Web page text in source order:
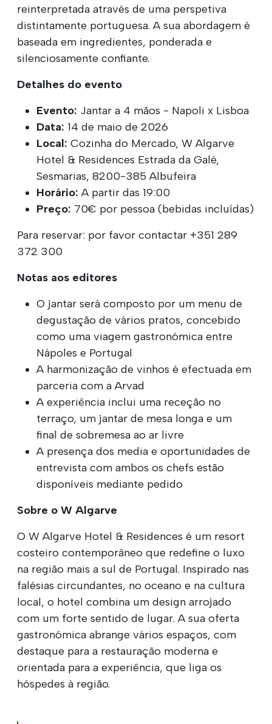
reinterpretada através de uma perspetiva
distintamente portuguesa. A sua abordagem é
baseada em ingredientes, ponderada e
silenciosamente confiante.
Detalhes do evento
Evento: Jantar a 4 mãos - Napoli x Lisboa
Data: 14 de maio de 2026
Local: Cozinha do Mercado, W Algarve
Hotel & Residences Estrada da Galé,
Sesmarias, 8200-385 Albufeira
Horário: A partir das 19:00
Preço: 70€ por pessoa (bebidas incluídas)
Para reservar: por favor contactar +351 289
372 300
Notas aos editores
O jantar será composto por um menu de
degustação de vários pratos, concebido
como uma viagem gastronómica entre
Nápoles e Portugal
A harmonização de vinhos é efectuada em
parceria com a Arvad
A experiência inclui uma receção no
terraço, um jantar de mesa longa e um
final de sobremesa ao ar livre
A presença dos media e oportunidades de
entrevista com ambos os chefs estão
disponíveis mediante pedido
Sobre o W Algarve
O W Algarve Hotel & Residences é um resort
costeiro contemporâneo que redefine o luxo
na região mais a sul de Portugal. Inspirado nas
falésias circundantes, no oceano e na cultura
local, o hotel combina um design arrojado
com um forte sentido de lugar. A sua oferta
gastronómica abrange vários espaços, com
destaque para a restauração moderna e
orientada para a experiência, que liga os
hóspedes à região.